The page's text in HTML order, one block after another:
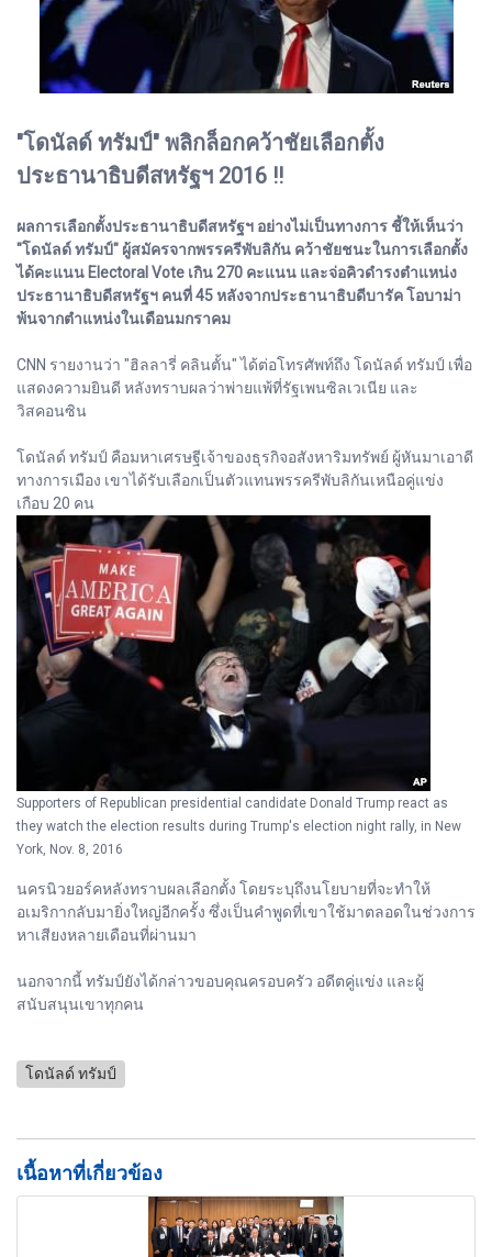
"โดนัลด์ ทรัมป์" พลิกล็อกคว้าชัยเลือกตั้ง
ประธานาธิบดีสหรัฐฯ 2016 !!
ผลการเลือกตั้งประธานาธิบดีสหรัฐฯ อย่างไม่เป็นทางการ ชี้ให้เห็นว่า
"โดนัลด์ ทรัมป์" ผู้สมัครจากพรรครีพับลิกัน คว้าชัยชนะในการเลือกตั้ง
ได้คะแนน Electoral Vote เกิน 270 คะแนน และจ่อคิวดำรงตำแหน่ง
ประธานาธิบดีสหรัฐฯ คนที่ 45 หลังจากประธานาธิบดีบารัค โอบาม่า
พ้นจากตำแหน่งในเดือนมกราคม
CNN รายงานว่า "ฮิลลารี่ คลินตั้น" ได้ต่อโทรศัพท์ถึง โดนัลด์ ทรัมป์ เพื่อ
แสดงความยินดี หลังทราบผลว่าพ่ายแพ้ที่รัฐเพนซิลเวเนีย และ
วิสคอนซิน
โดนัลด์ ทรัมป์ คือมหาเศรษฐีเจ้าของธุรกิจอสังหาริมทรัพย์ ผู้หันมาเอาดี
ทางการเมือง เขาได้รับเลือกเป็นตัวแทนพรรครีพับลิกันเหนือคู่แข่ง
เกือบ 20 คน
Supporters of Republican presidential candidate Donald Trump react as
they watch the election results during Trump's election night rally, in New
York, Nov. 8, 2016
นครนิวยอร์คหลังทราบผลเลือกตั้ง โดยระบุถึงนโยบายที่จะทำให้
อเมริกากลับมายิ่งใหญ่อีกครั้ง ซึ่งเป็นคำพูดที่เขาใช้มาตลอดในช่วงการ
หาเสียงหลายเดือนที่ผ่านมา
นอกจากนี้ ทรัมป์ยังได้กล่าวขอบคุณครอบครัว อดีตคู่แข่ง และผู้
สนับสนุนเขาทุกคน
โดนัลด์ ทรัมป์
เนื้อหาที่เกี่ยวข้อง